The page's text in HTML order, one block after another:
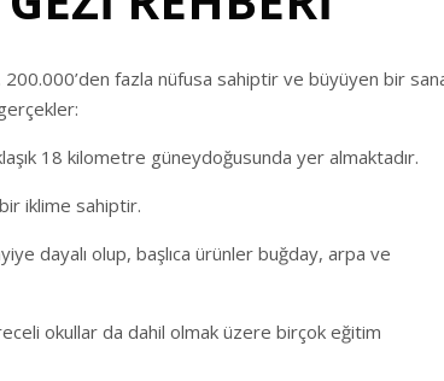
fazla nüfusa sahiptir ve büyüyen bir
18 kilometre güneydoğusunda yer almaktadır.
bir iklime sahiptir.
dayalı olup, başlıca ürünler buğday, arpa ve
okullar da dahil olmak üzere birçok eğitim